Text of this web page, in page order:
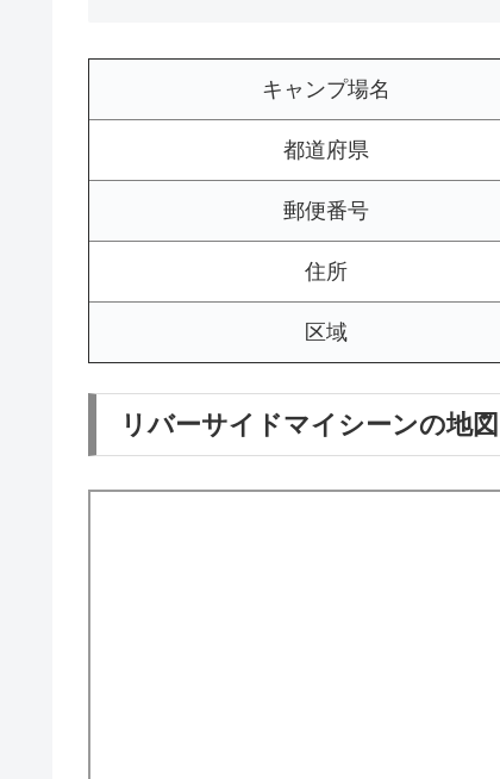
キャンプ場名
都道府県
郵便番号
住所
区域
リバーサイドマイシーンの地